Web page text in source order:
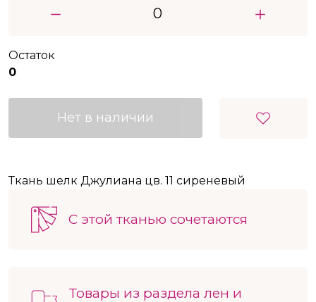
Остаток
0
Нет в наличии
Ткань шелк Джулиана цв. 11 сиреневый
С этой тканью сочетаются
Товары из раздела лен и